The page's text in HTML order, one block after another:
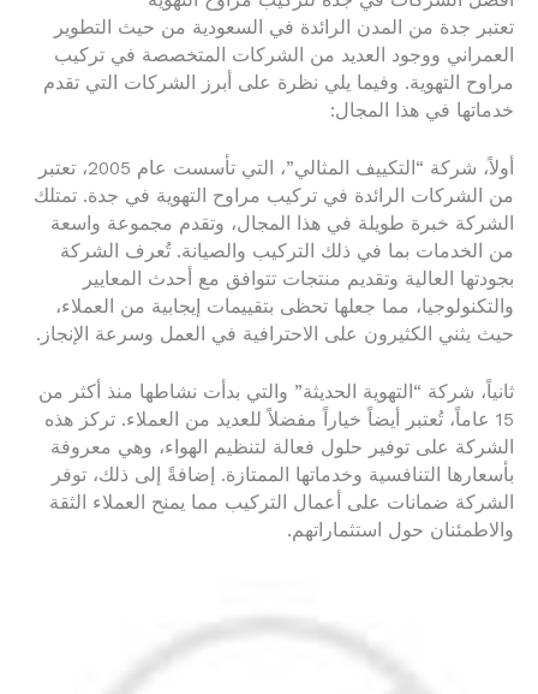
تعتبر جدة من المدن الرائدة في السعودية من حيث التطوير
العمراني ووجود العديد من الشركات المتخصصة في تركيب
مراوح التهوية. وفيما يلي نظرة على أبرز الشركات التي تقدم
خدماتها في هذا المجال:
أولاً، شركة “التكييف المثالي”، التي تأسست عام 2005، تعتبر
من الشركات الرائدة في تركيب مراوح التهوية في جدة. تمتلك
الشركة خبرة طويلة في هذا المجال، وتقدم مجموعة واسعة
من الخدمات بما في ذلك التركيب والصيانة. تُعرف الشركة
بجودتها العالية وتقديم منتجات تتوافق مع أحدث المعايير
والتكنولوجيا، مما جعلها تحظى بتقييمات إيجابية من العملاء،
حيث يثني الكثيرون على الاحترافية في العمل وسرعة الإنجاز.
ثانياً، شركة “التهوية الحديثة” والتي بدأت نشاطها منذ أكثر من
15 عاماً، تُعتبر أيضاً خياراً مفضلاً للعديد من العملاء. تركز هذه
الشركة على توفير حلول فعالة لتنظيم الهواء، وهي معروفة
بأسعارها التنافسية وخدماتها الممتازة. إضافةً إلى ذلك، توفر
الشركة ضمانات على أعمال التركيب مما يمنح العملاء الثقة
والاطمئنان حول استثماراتهم.